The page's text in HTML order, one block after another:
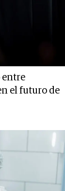
entre
el futuro de